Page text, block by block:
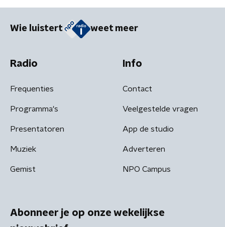
Wie luistert weet meer
Radio
Frequenties
Programma's
Presentatoren
Muziek
Gemist
Info
Contact
Veelgestelde vragen
App de studio
Adverteren
NPO Campus
Abonneer je op onze wekelijkse